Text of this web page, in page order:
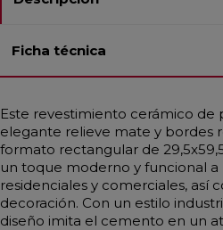
Ficha técnica
Este revestimiento cerámico de
elegante relieve mate y bordes
formato rectangular de
un toque moderno y funcional a
residenciales y comerciales, así
decoración. Con un estilo
diseño imita el cemento en un